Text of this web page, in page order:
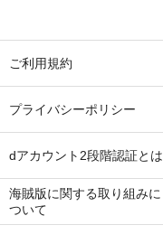
ご利用規約
プライバシーポリシー
dアカウント2段階認証とは
海賊版に関する取り組みに
ついて